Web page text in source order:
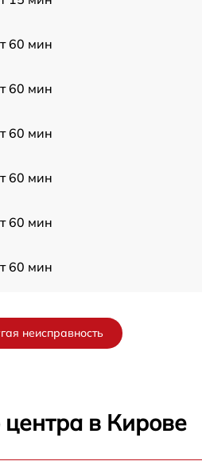
60 мин
60 мин
60 мин
60 мин
60 мин
60 мин
неисправность
центра в Кирове